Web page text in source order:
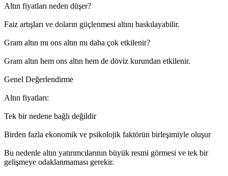
Altın fiyatları neden düşer?
Faiz artışları ve doların güçlenmesi altını baskılayabilir.
Gram altın mı ons altın mı daha çok etkilenir?
Gram altın hem ons altın hem de döviz kurundan etkilenir.
Genel Değerlendirme
Altın fiyatları:
Tek bir nedene bağlı değildir
Birden fazla ekonomik ve psikolojik faktörün birleşimiyle oluşur
Bu nedenle altın yatırımcılarının büyük resmi görmesi ve tek bir
gelişmeye odaklanmaması gerekir.